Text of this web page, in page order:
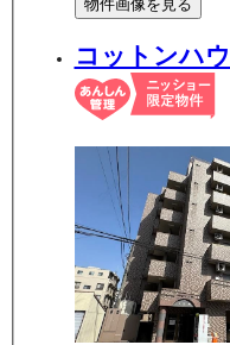
物件画像を見る
コットンハ